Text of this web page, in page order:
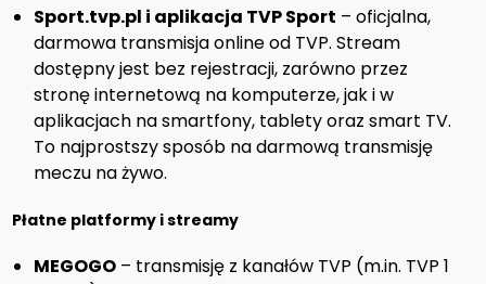
Sport.tvp.pl i aplikacja TVP Sport – oficjalna,
darmowa transmisja online od TVP. Stream
dostępny jest bez rejestracji, zarówno przez
stronę internetową na komputerze, jak i w
aplikacjach na smartfony, tablety oraz smart TV.
To najprostszy sposób na darmową transmisję
meczu na żywo.
Płatne platformy i streamy
MEGOGO – transmisję z kanałów TVP (m.in. TVP 1